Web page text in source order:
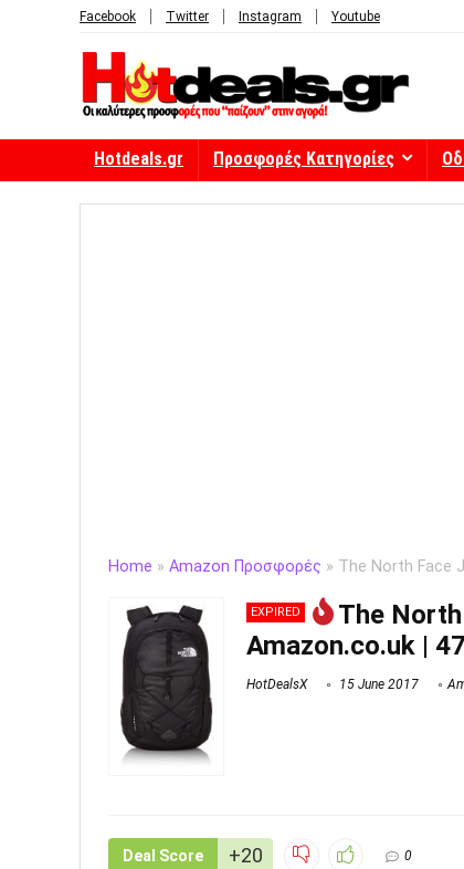
Facebook Twitter Instagram Youtube
Hotdeals.gr Προσφορές Κατηγορίες
Home » Amazon Προσφορές » The North Face
EXPIRED
The
Amazon.co.uk |
HotDealsX 15 June 2017
Deal Score +20 0